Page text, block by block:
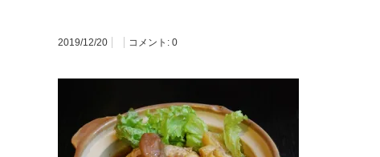
2019/12/20 コメント: 0